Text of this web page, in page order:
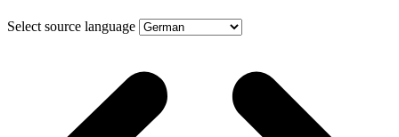
Select source language